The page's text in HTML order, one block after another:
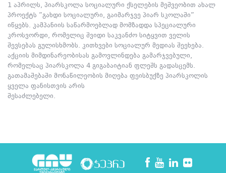
1 აპრილს, პიარსკოლა სოციალური ქსელების მეშვეობით ახალ
პროექტს ”გახდი სოციალური, გაიმარჯვე პიარ სკოლაში”
იწყებს. კამპანიის საწარმოებლად მომზადდა სპეციალური
კროსვორდი, რომელიც შვიდი საკვანძო სიტყვით ველის
შევსებას გულისხმობს. კითხვები სოციალურ მედიას შეეხება.
აქციის მიმდინარეობისას გამოვლინდება გამარჯვებული,
რომელსაც პიარსკოლა 4 გიგაბაიტიან ფლეშს გადასცემს.
გათამაშებაში მონაწილეობის მიღება ფეისბუქზე პიარსკოლის
ყველა ფანისთვის არის
შესაძლებელი.